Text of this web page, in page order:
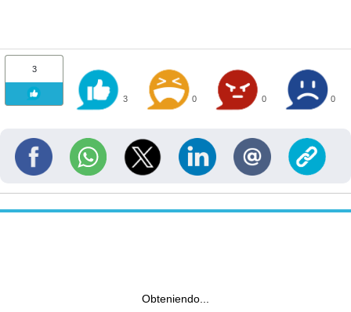
3
3 0 0 0
Obteniendo...